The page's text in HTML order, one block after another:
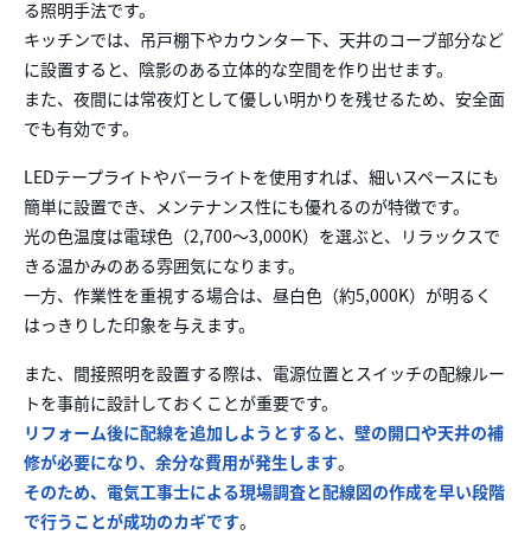
る照明手法です。
キッチンでは、吊戸棚下やカウンター下、天井のコーブ部分など
に設置すると、陰影のある立体的な空間を作り出せます。
また、夜間には常夜灯として優しい明かりを残せるため、安全面
でも有効です。
LEDテープライトやバーライトを使用すれば、細いスペースにも
簡単に設置でき、メンテナンス性にも優れるのが特徴です。
光の色温度は電球色（2,700〜3,000K）を選ぶと、リラックスで
きる温かみのある雰囲気になります。
一方、作業性を重視する場合は、昼白色（約5,000K）が明るく
はっきりした印象を与えます。
また、間接照明を設置する際は、電源位置とスイッチの配線ルー
トを事前に設計しておくことが重要です。
リフォーム後に配線を追加しようとすると、壁の開口や天井の補
修が必要になり、余分な費用が発生します。
そのため、電気工事士による現場調査と配線図の作成を早い段階
で行うことが成功のカギです。